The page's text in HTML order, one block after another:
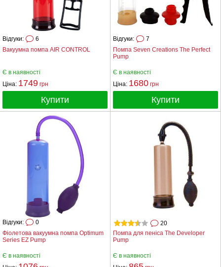
Вакуумна помпа AIR CONTROL
Відгуки: 6
Є в наявності
Ціна: 1749 грн
Купити
Помпа Seven Creations The Perfect
Pump
Відгуки: 7
Є в наявності
Ціна: 1680 грн
Купити
Фіолетова вакуумна помпа Optimum
Series EZ Pump
Відгуки: 0
Є в наявності
Помпа для пеніса The Developer
Pump
20
Є в наявності